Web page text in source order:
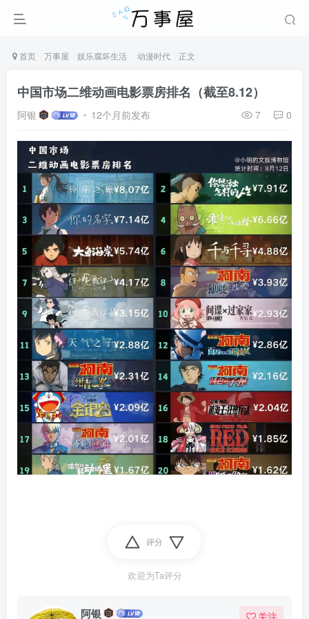
首页 万事屋 娱乐腐坏生活 动漫时代 正文
中国市场二维动画电影票房排名（截至8.12）
阿银 12个月前发布 7 0
评分
欢迎为Ta评分
阿银 关注